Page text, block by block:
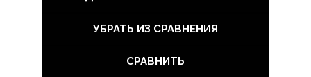
УБРАТЬ ИЗ СРАВНЕНИЯ
СРАВНИТЬ